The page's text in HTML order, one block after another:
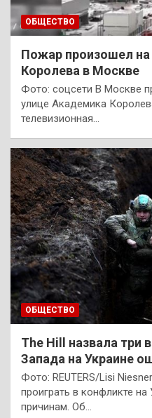
ОБЩЕСТВО
Пожар произошел
Королева в Москве
Фото: cоцсети В Москве
улице Академика
телевизионная…
ОБЩЕСТВО
The Hill назвала три
Запада на Украине
Фото: REUTERS/Lisi
проиграть в конфликте
причинам. Об…